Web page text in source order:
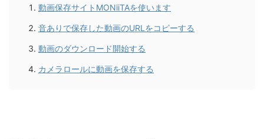
動画保存サイトMONiiTAを使います
音ありで保存した動画のURLをコピーする
動画のダウンロード開始する
カメラロールに動画を保存する